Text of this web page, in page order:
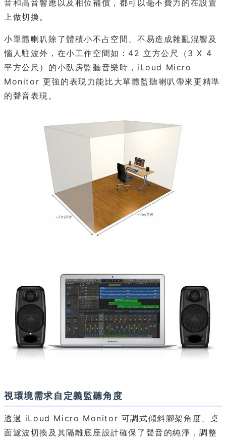
音和高音響應以及相位補償，都可以毫不費力的在設置
上做切換。
小單體喇叭除了體積小不占空間、不易造成雜亂混響及
惱人駐波外，在小工作空間如：42 立方公尺（3 X 4
平方公尺）的小臥房監聽音樂時，iLoud Micro
Monitor 更強的表現力能比大單體監聽喇叭帶來更精準
的聲音表現。
視環境需求自定義監聽角度
透過 iLoud Micro Monitor 可調式傾斜腳架角度、桌
面濾波切換及其隔離底座設計確保了聲音的純淨，調整